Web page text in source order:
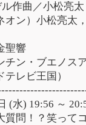
作曲／小松亮
オン）小松亮太
聖響
チン・ブエノス
テレビ王国）
(水) 19:56 ～
質問！？笑って